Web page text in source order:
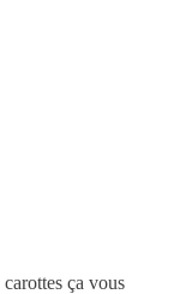
ça vous